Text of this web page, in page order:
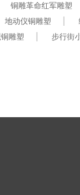
铜雕革命红军雕塑
地动仪铜雕塑
雕塑
步行街